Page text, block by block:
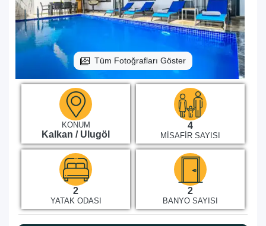
Tüm Fotoğrafları Göster
KONUM
Kalkan / Ulugöl
4
MISAFIR SAYISI
2
YATAK ODASI
2
BANYO SAYISI